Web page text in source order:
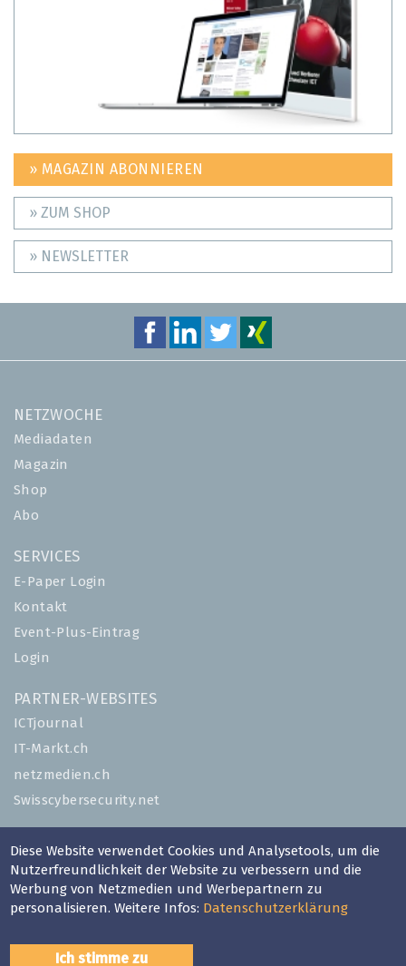
» MAGAZIN ABONNIEREN
» ZUM SHOP
» NEWSLETTER
NETZWOCHE
Mediadaten
Magazin
Shop
Abo
SERVICES
E-Paper Login
Kontakt
Event-Plus-Eintrag
Login
PARTNER-WEBSITES
ICTjournal
IT-Markt.ch
netzmedien.ch
Swisscybersecurity.net
© NETZMEDIEN AG 2026
Impressum
AGB
Nutzungsbestimmungen
Datenschutzerklärung
Diese Website verwendet Cookies und Analysetools, um die
Nutzerfreundlichkeit der Website zu verbessern und die
Werbung von Netzmedien und Werbepartnern zu
personalisieren. Weitere Infos: Datenschutzerklärung
Ich stimme zu